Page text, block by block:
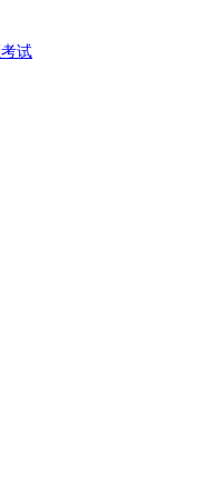
试